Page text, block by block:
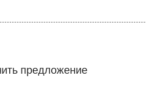
предложение